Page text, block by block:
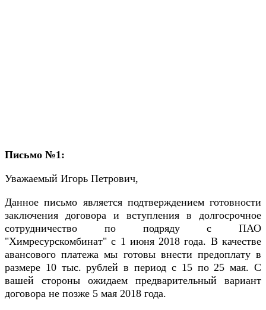
Письмо №1:
Уважаемый Игорь Петрович,
Данное письмо является подтверждением готовности
заключения договора и вступления в долгосрочное
сотрудничество по подряду с ПАО
"Химресурскомбинат" с 1 июня 2018 года. В качестве
авансового платежа мы готовы внести предоплату в
размере 10 тыс. рублей в период с 15 по 25 мая. С
вашей стороны ожидаем предварительный вариант
договора не позже 5 мая 2018 года.